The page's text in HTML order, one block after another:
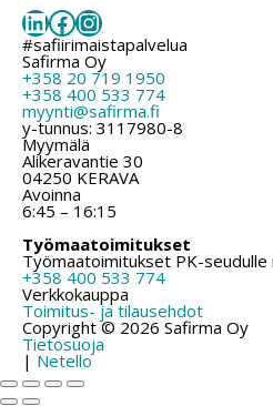
LinkedIn
Facebook
Instagram
#safiirimaistapalvelua
Safirma Oy
+358 20 719 1950
+358 400 533 774
myynti@safirma.fi
y-tunnus: 3117980-8
Myymälä
Alikeravantie 30
04250 KERAVA
Avoinna
6:45 – 16:15
Työmaatoimitukset
Työmaatoimitukset PK-
+358 400 533 774
Verkkokauppa
Toimitus- ja tilausehdot
Copyright © 2026 Safirma Oy
Tietosuoja
| Netello